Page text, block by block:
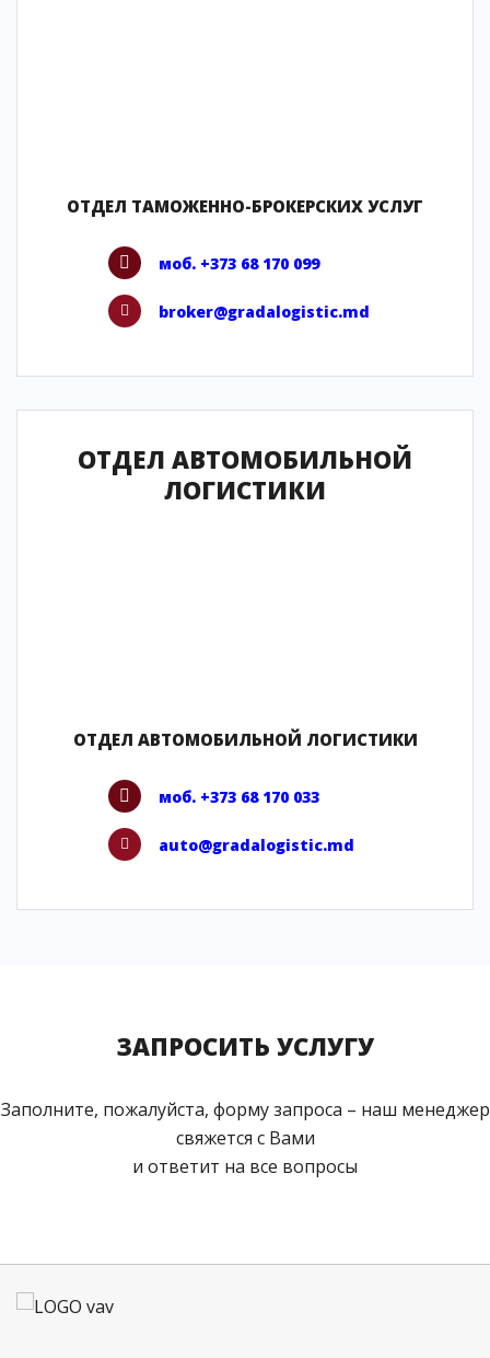
ОТДЕЛ ТАМОЖЕННО-БРОКЕРСКИХ УСЛУГ
моб. +373 68 170 099
broker@gradalogistic.md
ОТДЕЛ АВТОМОБИЛЬНОЙ
ЛОГИСТИКИ
ОТДЕЛ АВТОМОБИЛЬНОЙ ЛОГИСТИКИ
моб. +373 68 170 033
auto@gradalogistic.md
ЗАПРОСИТЬ УСЛУГУ
Заполните, пожалуйста, форму запроса – наш менеджер
свяжется с Вами
и ответит на все вопросы